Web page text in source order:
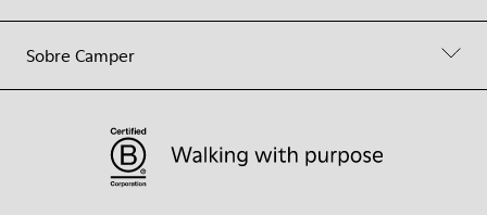
Sobre Camper